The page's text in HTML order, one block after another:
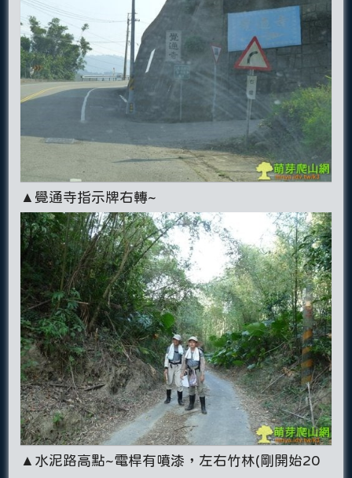
▲覺通寺指示牌右轉~
▲水泥路高點~電桿有噴漆，左右竹林(剛開始20